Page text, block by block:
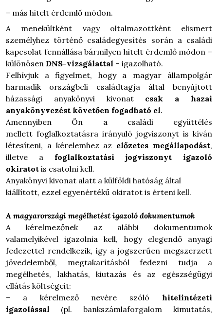
– más hitelt érdemlő módon.
A menekültként vagy oltalmazottként elismert
személyhez történő családegyesítés során a családi
kapcsolat fennállása bármilyen hitelt érdemlő módon –
különösen DNS-vizsgálattal – igazolható.
Felhívjuk a figyelmet, hogy a magyar állampolgár
harmadik országbeli családtagja által benyújtott
házassági anyakönyvi kivonat csak a hazai
anyakönyvezést követően fogadható el.
Amennyiben Ön a családi együttélés
mellett foglalkoztatásra irányuló jogviszonyt is kíván
létesíteni, a kérelemhez az előzetes megállapodást,
illetve a foglalkoztatási jogviszonyt igazoló
okiratot is csatolni kell.
Anyakönyvi kivonat alatt a külföldi hatóság által
kiállított, ezzel egyenértékű okiratot is érteni kell.
A magyarországi megélhetést igazoló dokumentumok
A kérelmezőnek az alábbi dokumentumok
valamelyikével igazolnia kell, hogy elegendő anyagi
fedezettel rendelkezik, így a jogszerűen megszerzett
jövedelemből, megtakarításból fedezni tudja a
megélhetés, lakhatás, kiutazás és az egészségügyi
ellátás költségeit:
– a kérelmező nevére szólóhitelintézeti
igazolással (pl. bankszámlaforgalom kimutatás,